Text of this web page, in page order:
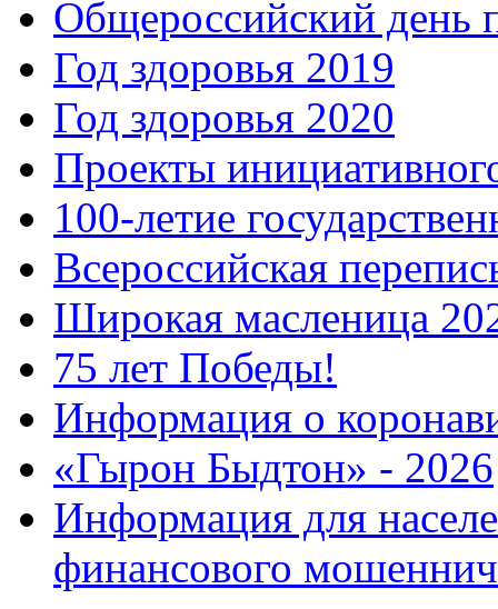
Общероссийский день
Год здоровья 2019
Год здоровья 2020
Проекты
100-летие
Всероссийская
Широкая масленица
75 лет Победы!
Информация о
«Гырон Быдтон» - 2026
Информация для
финансового